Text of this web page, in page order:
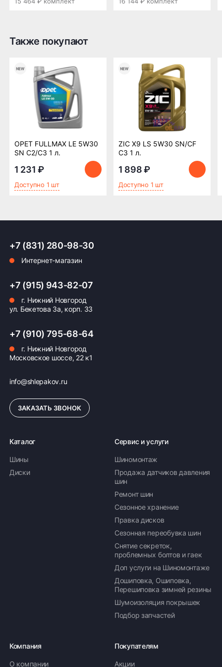
Оплата заказа
Возможна картой, наличными при получении,
также доступно оформление кредита и
формирование счёта для Юр.Лица
ПОДРОБНЕЕ ОБ ОПЛАТЕ
Также покупают
OPET FULLMAX LE 5W30
SN C2/C3 1 л.
1 231 ₽
Доступно 1 шт
ZIC X9 LS 5W30 SN/CF
C3 1 л.
1 898 ₽
Доступно 1 шт
+7 (831) 280-98-30
Интернет-магазин
+7 (915) 943-82-07
г. Нижний Новгород
ул. Бекетова 3а, корп. 33
+7 (910) 795-68-64
г. Нижний Новгород
Московское шоссе, 22 к1
info@shlepakov.ru
ЗАКАЗАТЬ ЗВОНОК
Каталог
Шины
Диски
Сервис и услуги
Шиномонтаж
Продажа датчиков давления
шин
Ремонт шин
Сезонное хранение
Правка дисков
Сезонная переобувка шин
Снятие секреток,
проблемных болтов и гаек
Доп услуги на Шиномонтаже
Дошиповка, Ошиповка,
Перешиповка зимней резины
Шумоизоляция покрышек
Подбор запчастей
Компания
О компании
Покупателям
Акции